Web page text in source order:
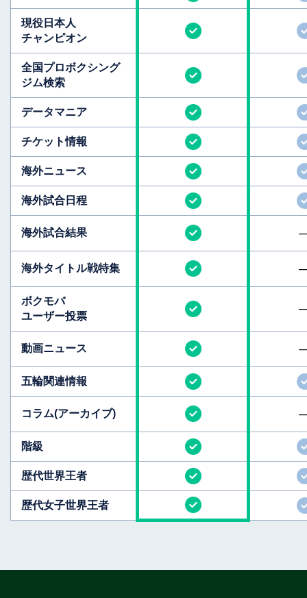
現役日本人
チャンピオン
全国プロボクシング
ジム検索
データマニア
チケット情報
海外ニュース
海外試合日程
海外試合結果
海外タイトル戦特集
ボクモバ
ユーザー投票
動画ニュース
五輪関連情報
コラム(アーカイブ)
階級
歴代世界王者
歴代女子世界王者